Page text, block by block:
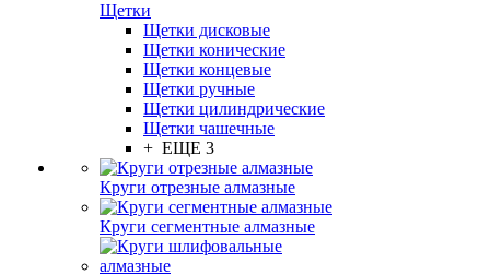
Щетки
Щетки дисковые
Щетки конические
Щетки концевые
Щетки ручные
Щетки цилиндрические
Щетки чашечные
+ ЕЩЕ 3
Круги отрезные алмазные
Круги сегментные алмазные